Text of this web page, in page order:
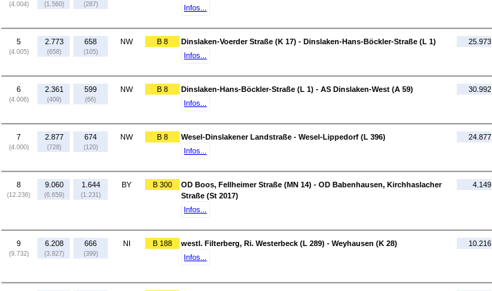
(4.004) (1.560) (287)
Infos...
5
(4.005)
2.773
(658)
658
(105)
NW B 8
Dinslaken-Voerder Straße (K 17) - Dinslaken-Hans-Böckler-Straße (L 1)
Infos...
25.973
6
(4.006)
2.361
(409)
599
(66)
NW B 8
Dinslaken-Hans-Böckler-Straße (L 1) - AS Dinslaken-West (A 59)
Infos...
30.992
7
(4.000)
2.877
(728)
674
(120)
NW B 8
Wesel-Dinslakener Landstraße - Wesel-Lippedorf (L 396)
Infos...
24.877
8
(12.236)
9.060
(6.659)
1.644
(1.231)
BY B 300
OD Boos, Fellheimer Straße (MN 14) - OD Babenhausen, Kirchhaslacher
Straße (St 2017)
Infos...
4.149
9
(9.732)
6.208
(3.827)
666
(399)
NI B 188
westl. Filterberg, Ri. Westerbeck (L 289) - Weyhausen (K 28)
Infos...
10.216